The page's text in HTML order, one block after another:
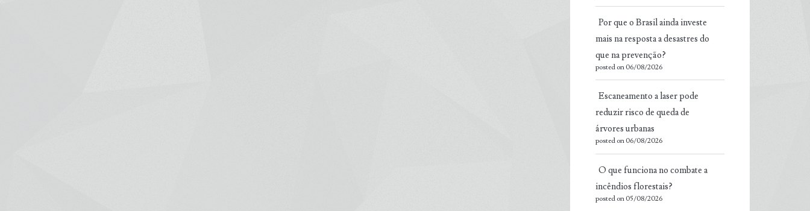
Por que o Brasil ainda investe
mais na resposta a desastres do
que na prevenção?
posted on 06/08/2026
Escaneamento a laser pode
reduzir risco de queda de
árvores urbanas
posted on 06/08/2026
O que funciona no combate a
incêndios florestais?
posted on 05/08/2026